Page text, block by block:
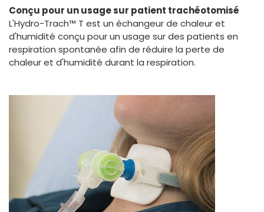
France
International English
Conçu pour un usage sur patient trachéotomisé
L'Hydro-Trach™ T est un échangeur de chaleur et
d'humidité conçu pour un usage sur des patients en
respiration spontanée afin de réduire la perte de
chaleur et d'humidité durant la respiration.